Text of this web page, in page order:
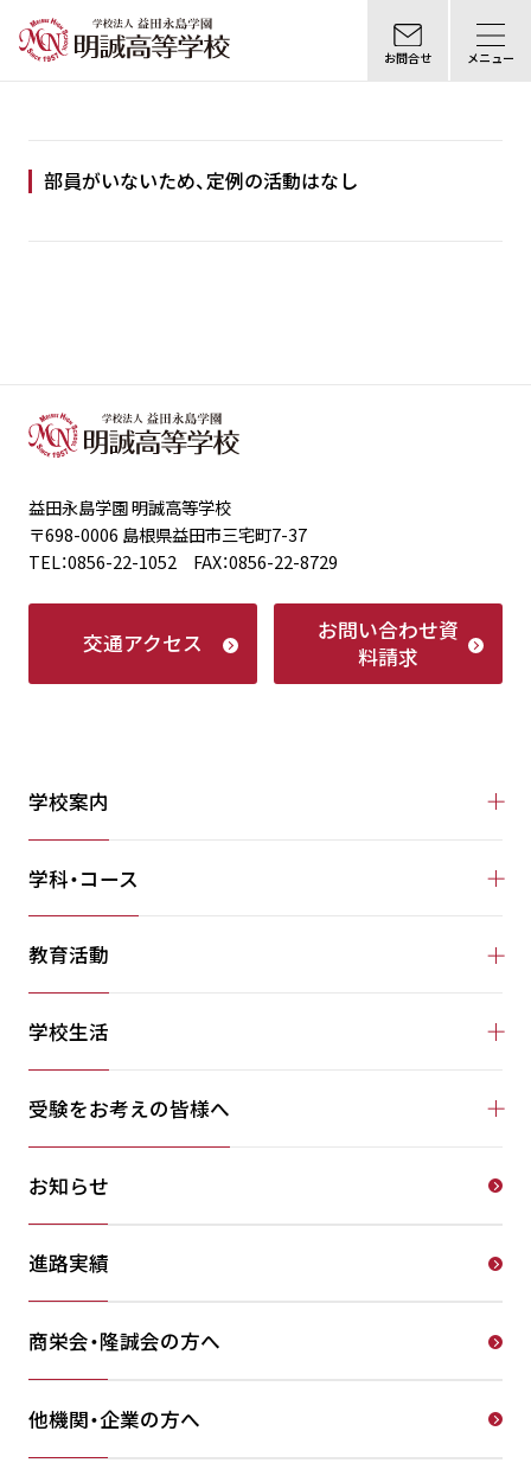
お問合せ メニュー
部員がいないため、定例の活動はなし
益田永島学園 明誠高等学校
〒698-0006 島根県益田市三宅町7-37
TEL：0856-22-1052 FAX：0856-22-8729
交通アクセス お問い合わせ資
料請求
学校案内
学科・コース
教育活動
学校生活
受験をお考えの皆様へ
お知らせ
進路実績
商栄会・隆誠会の方へ
他機関・企業の方へ